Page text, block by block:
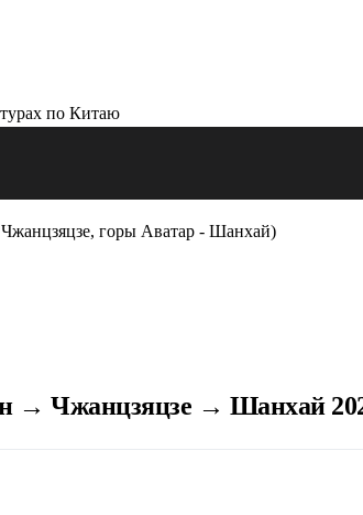
горы Аватар - Шанхай)
→ Чжанцзяцзе → Шанхай